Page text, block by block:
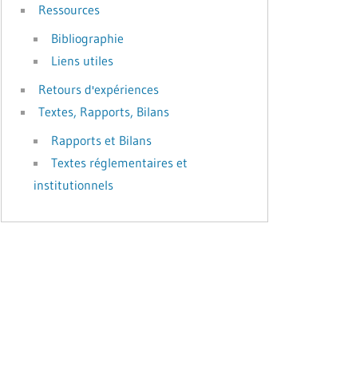
Ressources
Bibliographie
Liens utiles
Retours d'expériences
Textes, Rapports, Bilans
Rapports et Bilans
Textes réglementaires et
institutionnels